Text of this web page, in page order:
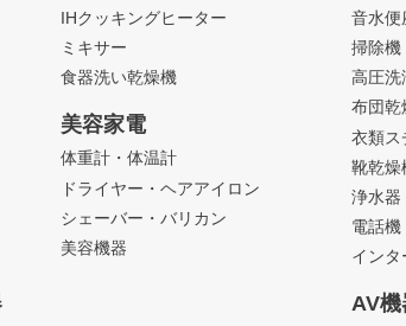
IHクッキングヒーター
ミキサー
食器洗い乾燥機
美容家電
体重計・体温計
ドライヤー・ヘアアイロン
シェーバー・バリカン
美容機器
音水便
掃除機
高圧洗
布団乾
衣類ス
靴乾燥
浄水器
電話機
インタ
AV機